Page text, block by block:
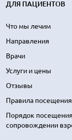
ДЛЯ ПАЦИЕНТОВ
Что мы лечим
Направления
Врачи
Услуги и цены
Отзывы
Правила
Порядок
сопровождении